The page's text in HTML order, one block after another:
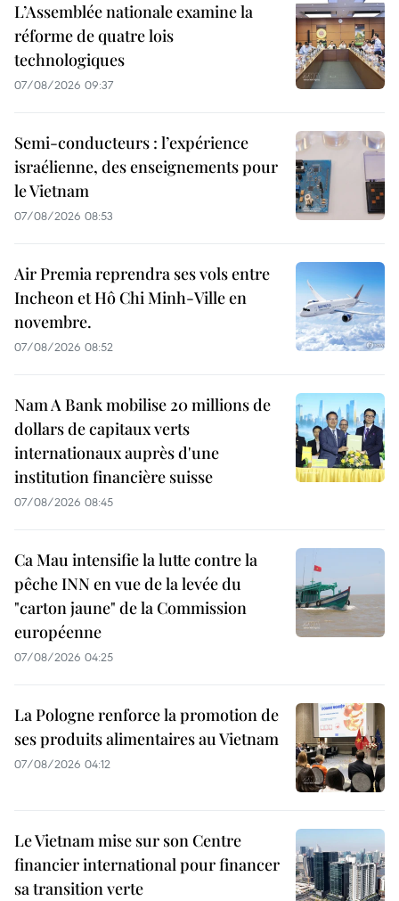
L’Assemblée nationale examine la
réforme de quatre lois
technologiques
07/08/2026 09:37
Semi-conducteurs : l’expérience
israélienne, des enseignements pour
le Vietnam
07/08/2026 08:53
Air Premia reprendra ses vols entre
Incheon et Hô Chi Minh-Ville en
novembre.
07/08/2026 08:52
Nam A Bank mobilise 20 millions de
dollars de capitaux verts
internationaux auprès d'une
institution financière suisse
07/08/2026 08:45
Ca Mau intensifie la lutte contre la
pêche INN en vue de la levée du
"carton jaune" de la Commission
européenne
07/08/2026 04:25
La Pologne renforce la promotion de
ses produits alimentaires au Vietnam
07/08/2026 04:12
Le Vietnam mise sur son Centre
financier international pour financer
sa transition verte